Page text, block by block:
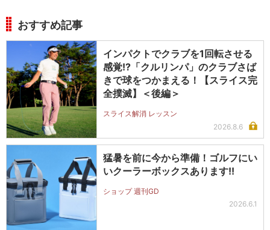
おすすめ記事
インパクトでクラブを1回転させる
感覚!?「クルリンパ」のクラブさば
きで球をつかまえる！【スライス完
全撲滅】＜後編＞
スライス解消 レッスン
2026.8.6
猛暑を前に今から準備！ゴルフにい
いクーラーボックスあります!!
ショップ 週刊GD
2026.6.1